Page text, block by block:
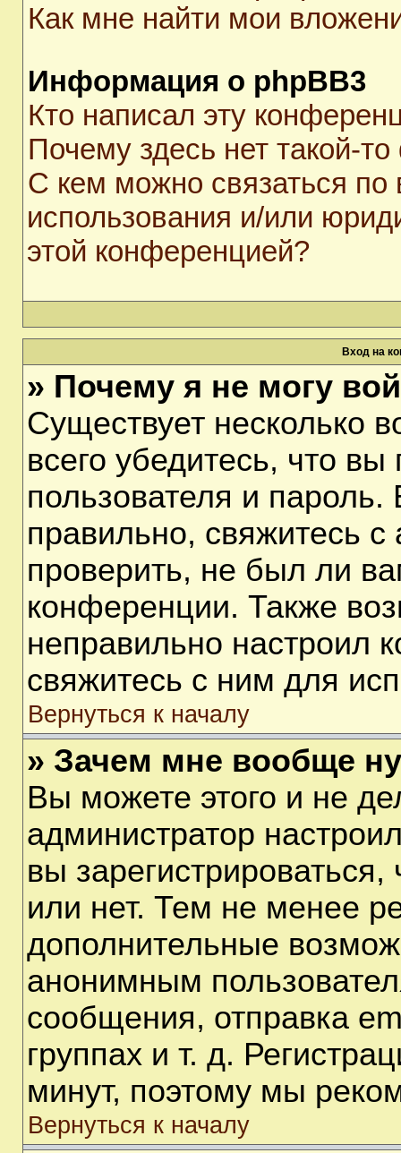
Как мне найти мои
Информация о phpBB3
Кто написал эту
Почему здесь нет такой-
С кем можно связаться по
использования и/или
этой конференцией?
Вход на
» Почему я не могу
Существует несколько
всего убедитесь, что
пользователя и
правильно, свяжитесь
проверить, не был ли
конференции. Также
неправильно настроил
свяжитесь с ним для
Вернуться к началу
» Зачем мне вообще
Вы можете этого и не
администратор
вы
или нет. Тем не менее
дополнительные
анонимным
сообщения, отправка
группах и т. д.
минут, поэтому мы
Вернуться к началу